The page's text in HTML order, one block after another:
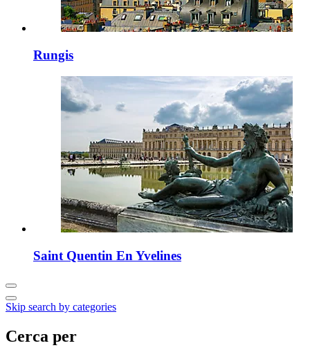
Rungis
Saint Quentin En Yvelines
Skip search by categories
Cerca per